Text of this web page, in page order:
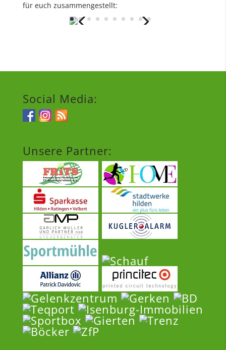
für euch zusammengestellt:
Social Media:
Unsere Partner: